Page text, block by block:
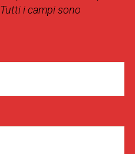
Tutti i campi sono